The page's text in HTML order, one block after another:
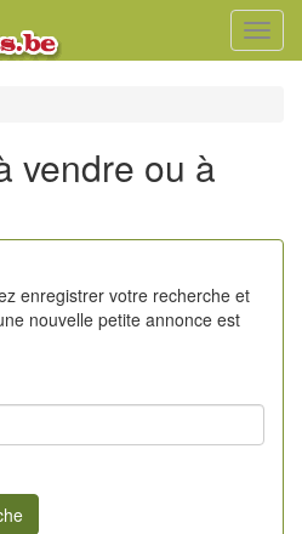
vendre ou à
enregistrer votre recherche et
nouvelle petite annonce est